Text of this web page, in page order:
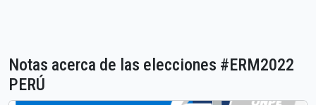
Notas acerca de las elecciones #ERM2022
PERÚ